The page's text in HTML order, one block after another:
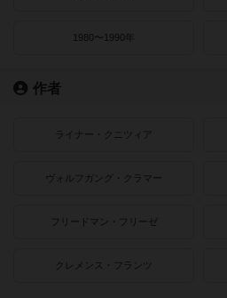
1980〜1990年
作者
ライナー・クニツィア
ヴォルフガング・クラマー
フリードマン・フリーゼ
クレメンス・フランツ